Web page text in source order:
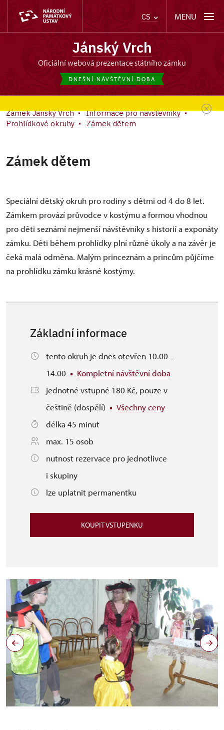
CS MENU
Jánský Vrch
oficiální webová prezentace státního zámku
DNEŠNÍ NÁVŠTĚVNÍ DOBA
Zámek Jánský Vrch
Informace pro návštěvníky
Prohlídkové okruhy
Zámek dětem
Zámek dětem
Speciální dětský okruh pro rodiny s dětmi od 4 do 8 let.
Zámkem provází průvodce v kostýmu a formou vhodnou
pro děti seznámí nejmenší návštěvníky s historií a exponáty
zámku. Děti během prohlídky plní různé úkoly a na závěr je
čeká malá odměna. Malým princeznám a princům půjčíme
na prohlídku zámku krásné kostýmy.
Základní informace
tento okruh je dnes otevřen 10.00 –
14.00
Kompletní návštěvní doba
jednotné vstupné 180 Kč, pouze v
češtině (dospělí)
Všechny ceny
délka 45 minut
max. 15 osob
nutnost rezervace pro jednotlivce
i skupiny
lze uplatnit permanentku
KOUPIT VSTUPENKU